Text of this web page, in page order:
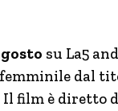
su La5
dal
Il film è diretto